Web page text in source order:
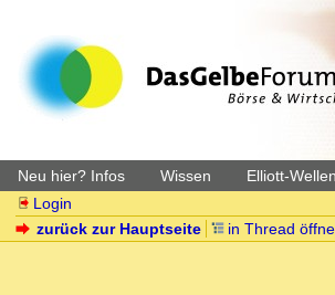
Neu hier? Infos Wissen Elliott-Wellen
Login
zurück zur Hauptseite
in Thread